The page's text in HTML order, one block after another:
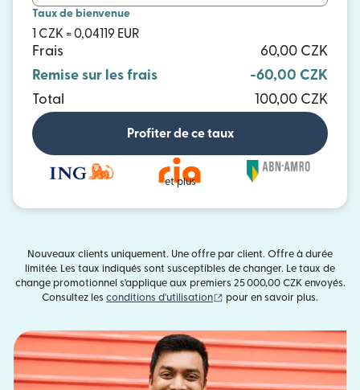
Taux de bienvenue
1 CZK = 0,04119 EUR
Frais
60,00 CZK
Remise sur les frais
-60,00 CZK
Total
100,00 CZK
Profiter de ce taux
et plus
Nouveaux clients uniquement. Une offre par client. Offre à durée
limitée. Les taux indiqués sont susceptibles de changer. Le taux de
change promotionnel s'applique aux premiers 25 000,00 CZK envoyés.
Consultez les conditions d'utilisation (s'ouvre dans une nouvelle
pour en savoir plus.